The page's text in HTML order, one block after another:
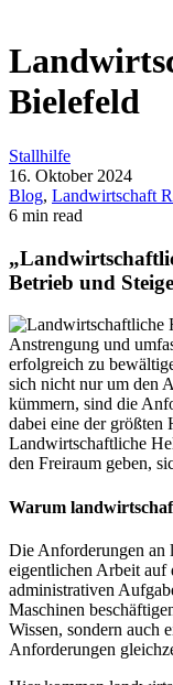
Bielefeld
Stallhilfe
16. Oktober 2024
Blog, Landwirtschaft
6 min read
Betrieb und
Anstrengung und
erfolgreich zu
sich nicht nur um den
kümmern, sind die
dabei eine der größten
Landwirtschaftliche
den Freiraum geben,
Warum
Die Anforderungen an
eigentlichen Arbeit auf
administrativen
Maschinen
Wissen, sondern auch
Anforderungen